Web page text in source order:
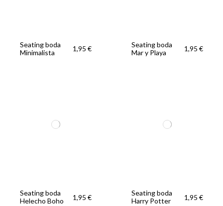
Seating boda
Minimalista
1,95 €
Seating boda
Mar y Playa
1,95 €
Seating boda
Helecho Boho
1,95 €
Seating boda
Harry Potter
1,95 €